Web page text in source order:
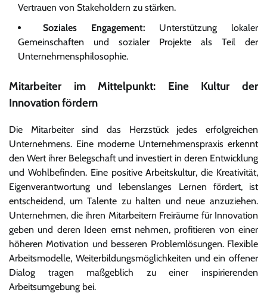
Vertrauen von Stakeholdern zu stärken.
Soziales Engagement: Unterstützung lokaler
Gemeinschaften und sozialer Projekte als Teil der
Unternehmensphilosophie.
Mitarbeiter im Mittelpunkt: Eine Kultur der
Innovation fördern
Die Mitarbeiter sind das Herzstück jedes erfolgreichen
Unternehmens. Eine moderne Unternehmenspraxis erkennt
den Wert ihrer Belegschaft und investiert in deren Entwicklung
und Wohlbefinden. Eine positive Arbeitskultur, die Kreativität,
Eigenverantwortung und lebenslanges Lernen fördert, ist
entscheidend, um Talente zu halten und neue anzuziehen.
Unternehmen, die ihren Mitarbeitern Freiräume für Innovation
geben und deren Ideen ernst nehmen, profitieren von einer
höheren Motivation und besseren Problemlösungen. Flexible
Arbeitsmodelle, Weiterbildungsmöglichkeiten und ein offener
Dialog tragen maßgeblich zu einer inspirierenden
Arbeitsumgebung bei.